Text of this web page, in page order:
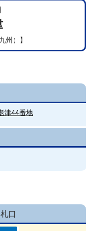
州）】
津44番地
口